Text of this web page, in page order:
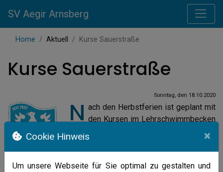
SV Aegir Arnsberg
Home Aktuell Kurse Sauerstraße
Kurse Sauerstraße
Sonntag, den 18.10.2020
N ach den Herbstferien ist geplant mit
den Kursen im Lehrschwimmbecken
Sauerstraße wieder zu beginnen.
Das betrift alle Kinderschwimmkurse, als
auch die Aquapowerkurse.
Eine Hygienekonzept wurde bereits
Cookie Hinweis ×
Um unsere Webseite für Sie optimal zu gestalten und